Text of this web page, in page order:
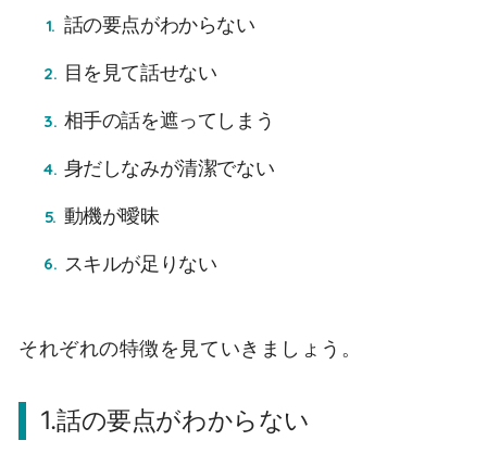
話の要点がわからない
目を見て話せない
相手の話を遮ってしまう
身だしなみが清潔でない
動機が曖昧
スキルが足りない
それぞれの特徴を見ていきましょう。
1.話の要点がわからない